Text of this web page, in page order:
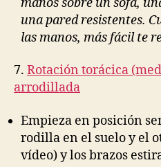
una pared resistentes.
las manos, más fácil te
7. Rotación torácica
arrodillada
Empieza en posición
rodilla en el suelo y el
vídeo) y los brazos